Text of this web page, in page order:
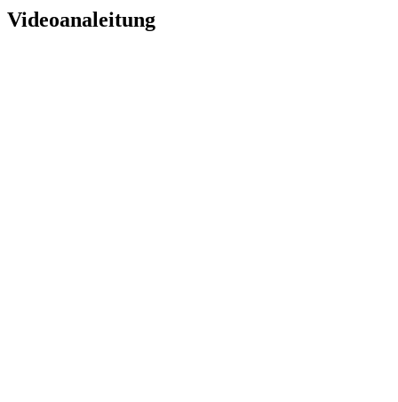
Videoanaleitung